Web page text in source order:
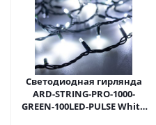
Светодиодная гирлянда
ARD-STRING-PRO-1000-
GREEN-100LED-PULSE White